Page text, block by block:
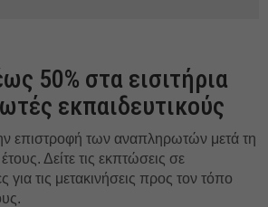
50% στα εισιτήρια
εκπαιδευτικούς
επιστροφή των αναπληρωτών μετά τη
Δείτε τις εκπτώσεις σε
για τις μετακινήσεις προς τον τόπο